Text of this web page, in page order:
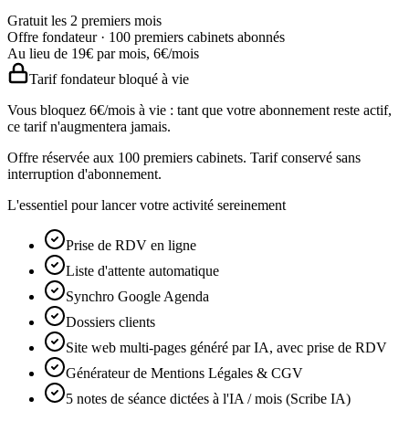
Gratuit les 2 premiers mois
Offre fondateur · 100 premiers cabinets abonnés
Au lieu de 19€ par mois, 6€/mois
Tarif fondateur bloqué à vie
Vous bloquez 6€/mois à vie : tant que votre abonnement reste actif,
ce tarif n'augmentera jamais.
Offre réservée aux 100 premiers cabinets. Tarif conservé sans
interruption d'abonnement.
L'essentiel pour lancer votre activité sereinement
Prise de RDV en ligne
Liste d'attente automatique
Synchro Google Agenda
Dossiers clients
Site web multi-pages généré par IA, avec prise de RDV
Générateur de Mentions Légales & CGV
5 notes de séance dictées à l'IA / mois (Scribe IA)